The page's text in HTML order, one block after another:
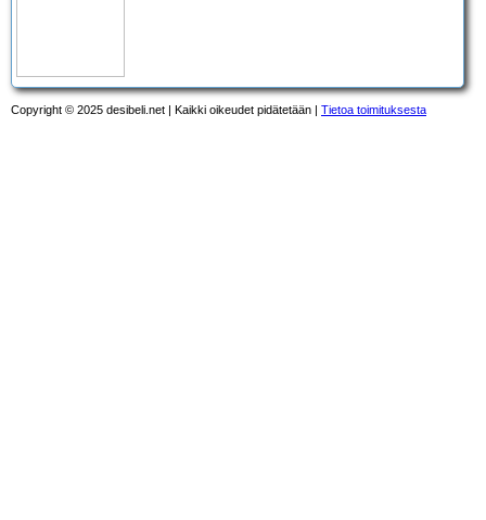
Copyright © 2025 desibeli.net | Kaikki oikeudet pidätetään | Tietoa toimituksesta